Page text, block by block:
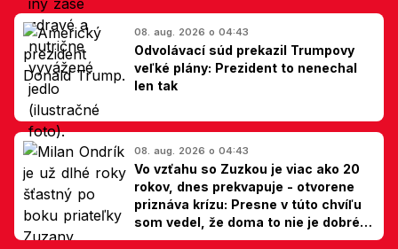
08. aug. 2026 o 04:43
Odvolávací súd prekazil Trumpovy
veľké plány: Prezident to nenechal
len tak
08. aug. 2026 o 04:43
Vo vzťahu so Zuzkou je viac ako 20
rokov, dnes prekvapuje - otvorene
priznáva krízu: Presne v túto chvíľu
som vedel, že doma to nie je dobré,
hovorí Milan Ondrík